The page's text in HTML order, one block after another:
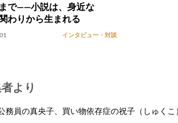
で――小説は、身近な
わりから生まれる
インタビュー・対談
より
務員の真央子、買い物依存症の祝子（しゅく